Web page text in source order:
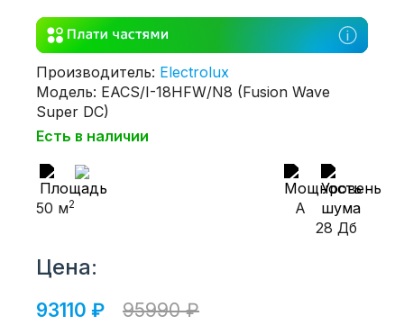
Производитель: Electrolux
Модель: EACS/I-18HFW/N8 (Fusion Wave
Super DC)
Есть в наличии
50 м2
A
28 Дб
Цена:
93110 ₽ 95990 ₽